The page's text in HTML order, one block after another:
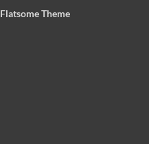
Flatsome Theme